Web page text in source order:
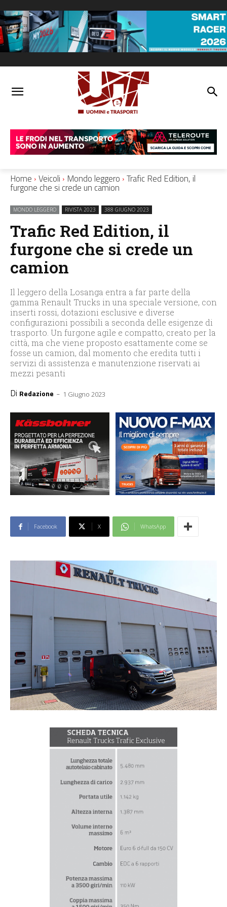
Home Veicoli Mondo leggero Trafic Red Edition, il
furgone che si crede un camion
MONDO LEGGERO RIVISTA 2023 388 GIUGNO 2023
Trafic Red Edition, il
furgone che si crede un
camion
Il leggero della Losanga entra a far parte della
gamma Renault Trucks in una speciale versione, con
inserti rossi, dotazioni esclusive e diverse
configurazioni possibili a seconda delle esigenze di
trasporto. Un furgone agile e compatto, creato per la
città, ma che viene proposto esattamente come se
fosse un camion, dal momento che eredita tutti i
servizi di assistenza e manutenzione riservati ai
mezzi pesanti
Di Redazione - 1 Giugno 2023
Facebook X WhatsApp